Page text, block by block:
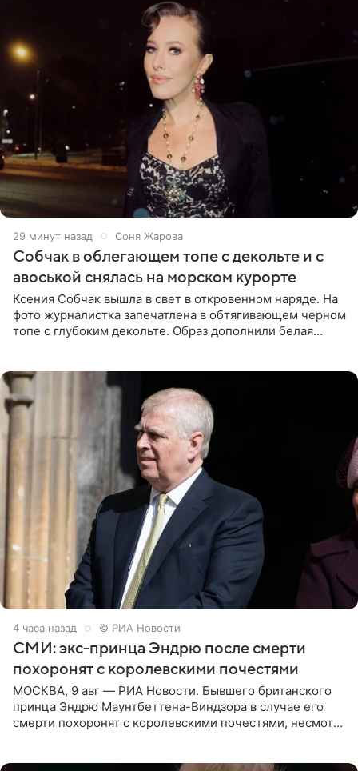
29 минут назад Соня Жарова
Собчак в облегающем топе с декольте и с
авоськой снялась на морском курорте
Ксения Собчак вышла в свет в откровенном наряде. На
фото журналистка запечатлена в обтягивающем черном
топе с глубоким декольте. Образ дополнили белая
4 часа назад © РИА Новости
СМИ: экс-принца Эндрю после смерти
похоронят с королевскими почестями
МОСКВА, 9 авг — РИА Новости. Бывшего британского
принца Эндрю Маунтбеттена-Виндзора в случае его
смерти похоронят с королевскими почестями, несмотря